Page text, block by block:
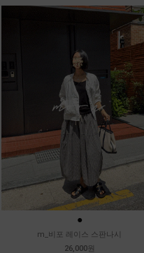
●
m_비포 레이스 스판나시
26,000원